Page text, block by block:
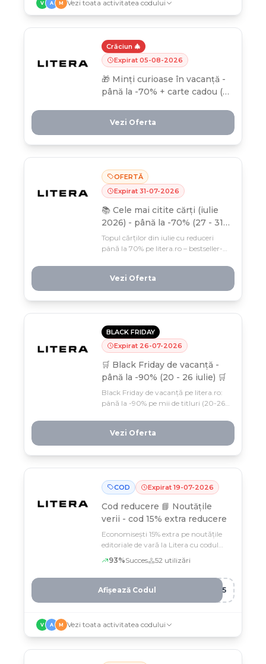
V A M Vezi toata activitatea codului
Crăciun 🎄
Expirat 05-08-2026
🎁 Minți curioase în vacanță -
până la -70% + carte cadou (1-
Vezi Oferta
OFERTĂ
Expirat 31-07-2026
📚 Cele mai citite cărți (iulie
2026) - până la -70% (27 - 31
iulie) 📚
Topul cărților din iulie cu reduceri
până la 70% pe litera.ro – bestseller-
comenzi de minimum 99 lei, doar
până pe 31 iulie, deci grăbește-te.
Vezi Oferta
BLACK FRIDAY
Expirat 26-07-2026
🛒 Black Friday de vacanță -
până la -90% (20 - 26 iulie) 🛒
Black Friday de vacanță pe litera.ro:
până la -90% pe mii de titluri (20-26
Profită de oferta limitată și
construiește biblioteca de vară cu
prețuri care nu se repetă!
Vezi Oferta
COD Expirat 19-07-2026
Cod reducere 📘 Noutățile
verii - cod 15% extra reducere
Economisești 15% extra pe noutățile
editoriale de vară la Litera cu codul
EXT***
93%Succes 52 utilizări
A15
Afișează Codul
V A M Vezi toata activitatea codului